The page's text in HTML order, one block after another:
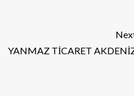
YANMAZ TİCARET